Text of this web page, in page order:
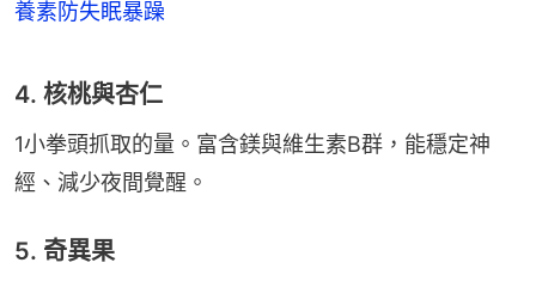
養素防失眠暴躁
4. 核桃與杏仁
1小拳頭抓取的量。富含鎂與維生素B群，能穩定神
經、減少夜間覺醒。
5. 奇異果